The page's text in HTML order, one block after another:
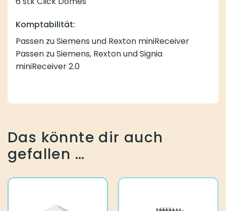
Komptabilität:
Passen zu Siemens und Rexton miniReceiver
Passen zu Siemens, Rexton und Signia
miniReceiver 2.0
Das könnte dir auch
gefallen …